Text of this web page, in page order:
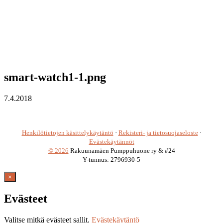
smart-watch1-1.png
7.4.2018
Henkilötietojen käsittelykäytäntö · Rekisteri- ja tietosuojaseloste·
Evästekäytännöt
© 2026 Rakuunamäen Pumppuhuone ry & #24
Y-tunnus: 2796930-5
×
Evästeet
Valitse mitkä evästeet sallit. Evästekäytäntö